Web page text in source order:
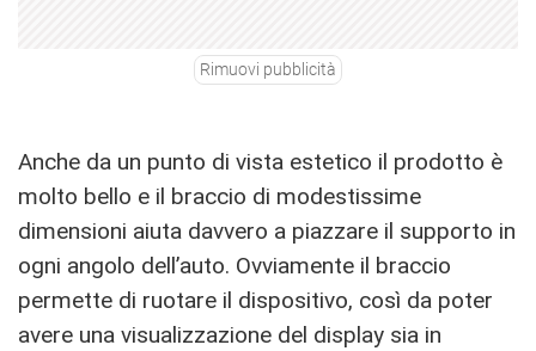
Rimuovi pubblicità
Anche da un punto di vista estetico il prodotto è
molto bello e il braccio di modestissime
dimensioni aiuta davvero a piazzare il supporto in
ogni angolo dell’auto. Ovviamente il braccio
permette di ruotare il dispositivo, così da poter
avere una visualizzazione del display sia in